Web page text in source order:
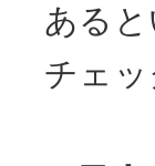
ある
チェッ